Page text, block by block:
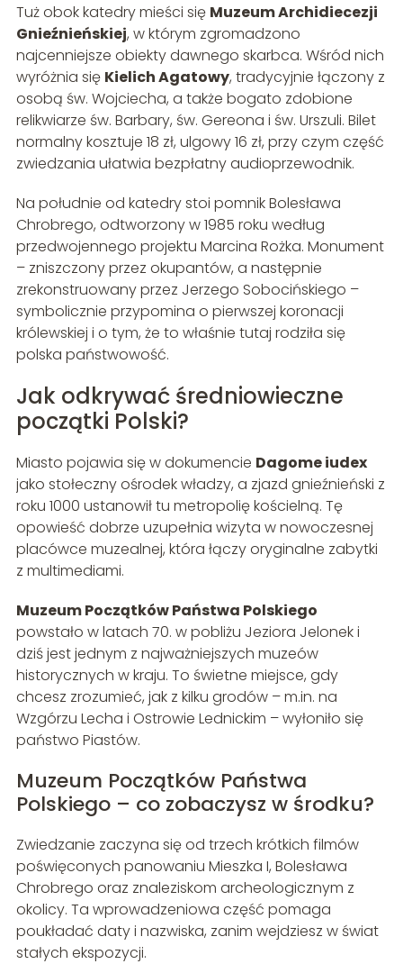
Tuż obok katedry mieści się Muzeum Archidiecezji
Gnieźnieńskiej, w którym zgromadzono
najcenniejsze obiekty dawnego skarbca. Wśród nich
wyróżnia się Kielich Agatowy, tradycyjnie łączony z
osobą św. Wojciecha, a także bogato zdobione
relikwiarze św. Barbary, św. Gereona i św. Urszuli. Bilet
normalny kosztuje 18 zł, ulgowy 16 zł, przy czym część
zwiedzania ułatwia bezpłatny audioprzewodnik.
Na południe od katedry stoi pomnik Bolesława
Chrobrego, odtworzony w 1985 roku według
przedwojennego projektu Marcina Rożka. Monument
– zniszczony przez okupantów, a następnie
zrekonstruowany przez Jerzego Sobocińskiego –
symbolicznie przypomina o pierwszej koronacji
królewskiej i o tym, że to właśnie tutaj rodziła się
polska państwowość.
Jak odkrywać średniowieczne
początki Polski?
Miasto pojawia się w dokumencie Dagome iudex
jako stołeczny ośrodek władzy, a zjazd gnieźnieński z
roku 1000 ustanowił tu metropolię kościelną. Tę
opowieść dobrze uzupełnia wizyta w nowoczesnej
placówce muzealnej, która łączy oryginalne zabytki
z multimediami.
Muzeum Początków Państwa Polskiego
powstało w latach 70. w pobliżu Jeziora Jelonek i
dziś jest jednym z najważniejszych muzeów
historycznych w kraju. To świetne miejsce, gdy
chcesz zrozumieć, jak z kilku grodów – m.in. na
Wzgórzu Lecha i Ostrowie Lednickim – wyłoniło się
państwo Piastów.
Muzeum Początków Państwa
Polskiego – co zobaczysz w środku?
Zwiedzanie zaczyna się od trzech krótkich filmów
poświęconych panowaniu Mieszka I, Bolesława
Chrobrego oraz znaleziskom archeologicznym z
okolicy. Ta wprowadzeniowa część pomaga
poukładać daty i nazwiska, zanim wejdziesz w świat
stałych ekspozycji.